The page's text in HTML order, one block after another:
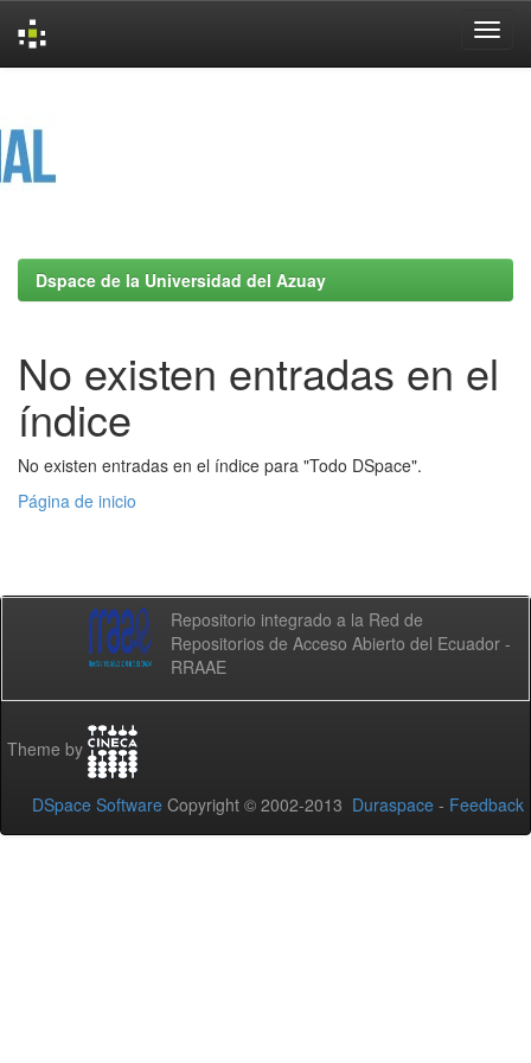
Dspace de la Universidad del Azuay
No existen entradas en el
índice
No existen entradas en el índice para "Todo DSpace".
Página de inicio
Repositorio integrado a la Red de
Repositorios de Acceso Abierto del Ecuador -
RRAAE
Theme by
DSpace Software Copyright © 2002-2013 Duraspace - Feedback